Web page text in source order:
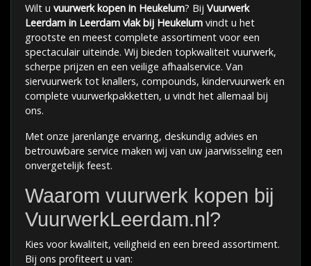
Wilt u vuurwerk kopen in Heukelum? Bij Vuurwerk
Leerdam in Leerdam vlak bij Heukelum vindt u het
grootste en meest complete assortiment voor een
spectaculair uiteinde. Wij bieden topkwaliteit vuurwerk,
scherpe prijzen en een veilige afhaalservice. Van
siervuurwerk tot knallers, compounds, kindervuurwerk en
complete vuurwerkpakketten, u vindt het allemaal bij
ons.
Met onze jarenlange ervaring, deskundig advies en
betrouwbare service maken wij van uw jaarwisseling een
onvergetelijk feest.
Waarom vuurwerk kopen bij
VuurwerkLeerdam.nl?
Kies voor kwaliteit, veiligheid en een breed assortiment.
Bij ons profiteert u van: